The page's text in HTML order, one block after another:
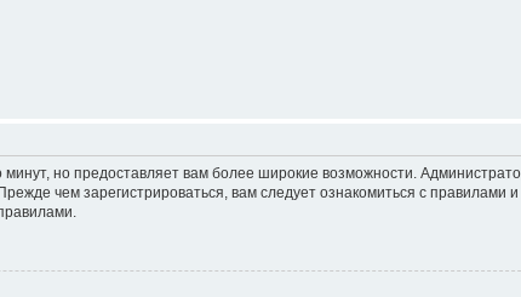
но предоставляет вам более широкие возможности.
чем зарегистрироваться, вам следует ознакомиться с правилами и